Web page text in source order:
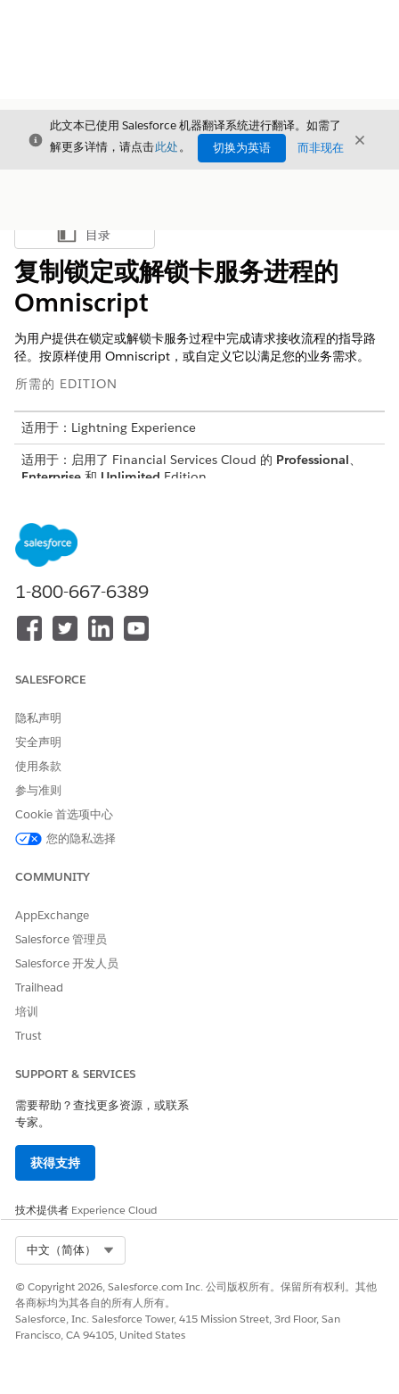
关闭
此文本已使用 Salesforce 机器翻译系统进行翻译。如需了
解更多详情，请点击此处。 切换为英语 而非现在 关闭
显示目录
目录
复制锁定或解锁卡服务进程的
Omniscript
为用户提供在锁定或解锁卡服务过程中完成请求接收流程的指导路
径。按原样使用 Omniscript，或自定义它以满足您的业务需求。
所需的 EDITION
适用于：Lightning Experience
适用于：启用了 Financial Services Cloud 的 Professional、
Enterprise 和 Unlimited Edition
复制锁定或解锁卡
Omniscript：
请稍等片刻，Omniscripts 列表视图出现。
选择FSCRtl/LockUnlockCard
单击激活版本
1-800-667-6389
SALESFORCE
隐私声明
安全声明
使用条款
参与准则
Cookie 首选项中心
您的隐私选择
COMMUNITY
AppExchange
Salesforce 管理员
Salesforce 开发人员
Trailhead
培训
Trust
SUPPORT & SERVICES
需要帮助？查找更多资源，或联系
专家。
获得支持
技术提供者 Experience Cloud
中文（简体）
© Copyright 2026, Salesforce.com Inc. 公司版权所有。保留所有权利。其他
各商标均为其各自的所有人所有。
Salesforce, Inc. Salesforce Tower, 415 Mission Street, 3rd Floor, San
Francisco, CA 94105, United States